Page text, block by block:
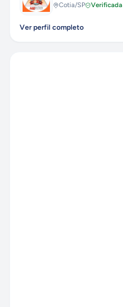
Cotia/SP Verificada
Ver perfil completo